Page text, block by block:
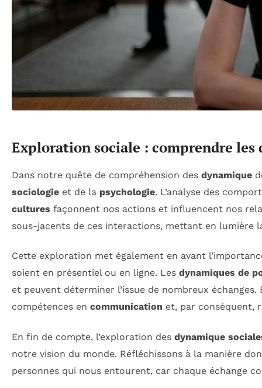
Exploration sociale : comprendre
Dans notre quête de compréhension des dynamique
sociologie et de la psychologie. L’analyse des
cultures façonnent nos actions et influencent nos
sous-jacents de ces interactions, mettant en lumière
Cette exploration met également en avant
soient en présentiel ou en ligne. Les dynamiques de
et peuvent déterminer l’issue de nombreux
compétences en communication et, par conséquent,
En fin de compte, l’exploration des dynamique
notre vision du monde. Réfléchissons à la manière
personnes qui nous entourent, car chaque échange